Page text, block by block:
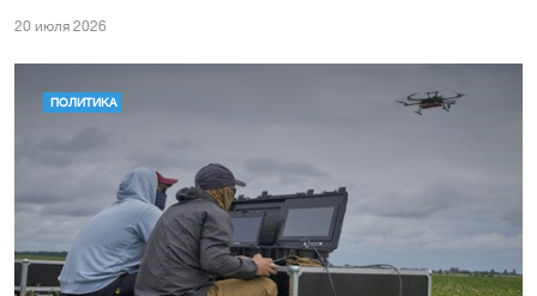
20 июля 2026
ПОЛИТИКА